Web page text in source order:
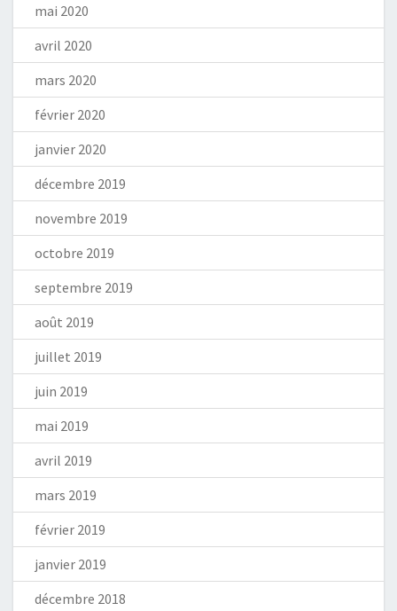
mai 2020
avril 2020
mars 2020
février 2020
janvier 2020
décembre 2019
novembre 2019
octobre 2019
septembre 2019
août 2019
juillet 2019
juin 2019
mai 2019
avril 2019
mars 2019
février 2019
janvier 2019
décembre 2018